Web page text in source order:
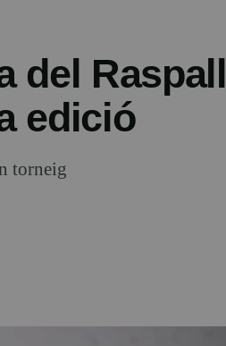
del Raspall
edició
torneig